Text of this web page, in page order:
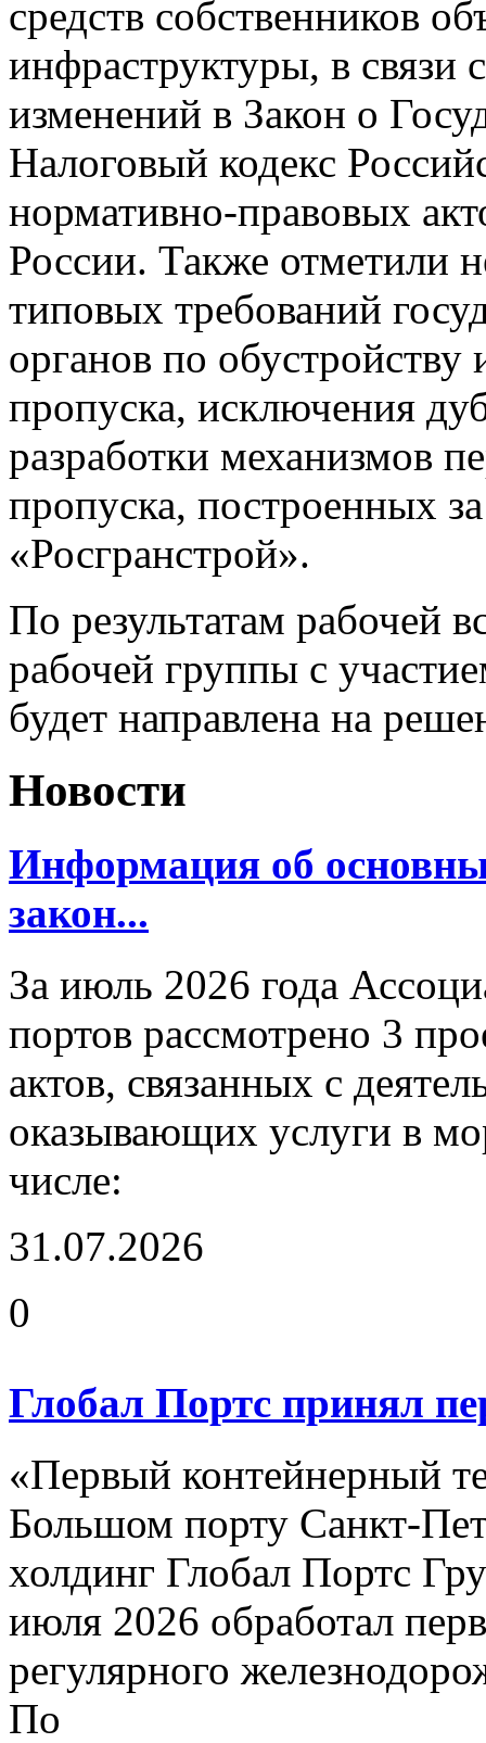
средств собственников
инфраструктуры, в связи
изменений в Закон о
Налоговый кодекс
нормативно-правовых
России. Также отметили
типовых требований
органов по
пропуска, исключения
разработки механизмов
пропуска, построенных
«Росгранстрой».
По результатам рабочей
рабочей группы с
будет направлена на
Новости
Информация об
закон...
За июль 2026 года
портов рассмотрено 3
актов, связанных с
оказывающих услуги в
числе:
31.07.2026
0
Глобал Портс принял
«Первый контейнерный
Большом порту Санкт-
холдинг Глобал Портс
июля 2026 обработал
регулярного
По